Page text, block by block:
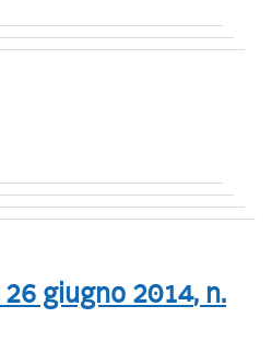
26 giugno 2014, n.